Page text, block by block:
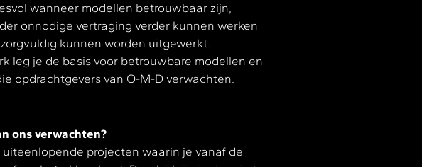
wanneer modellen betrouwbaar zijn,
onnodige vertraging verder kunnen werken
kunnen worden uitgewerkt.
leg je de basis voor betrouwbare modellen en
opdrachtgevers van O-M-D verwachten.
ons verwachten?
projecten waarin je vanaf de